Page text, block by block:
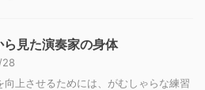
ら見た演奏家の身体
向上させるためには、がむしゃらな練習